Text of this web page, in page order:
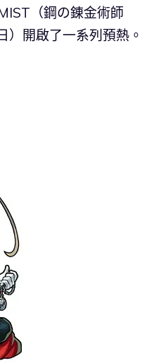
（鋼の錬金術師
開啟了一系列預熱。